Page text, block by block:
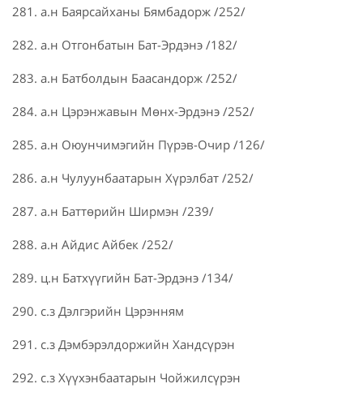
281. а.н Баярсайханы Бямбадорж /252/
282. а.н Отгонбатын Бат-Эрдэнэ /182/
283. а.н Батболдын Баасандорж /252/
284. а.н Цэрэнжавын Мөнх-Эрдэнэ /252/
285. а.н Оюунчимэгийн Пүрэв-Очир /126/
286. а.н Чулуунбаатарын Хүрэлбат /252/
287. а.н Баттөрийн Ширмэн /239/
288. а.н Айдис Айбек /252/
289. ц.н Батхүүгийн Бат-Эрдэнэ /134/
290. с.з Дэлгэрийн Цэрэнням
291. с.з Дэмбэрэлдоржийн Хандсүрэн
292. с.з Хүүхэнбаатарын Чойжилсүрэн